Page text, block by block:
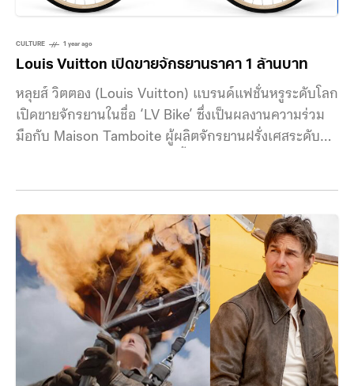
CULTURE 1 year ago
Louis Vuitton เปิดขายจักรยานราคา 1 ล้านบาท
หลุยส์ วิตตอง (Louis Vuitton) แบรนด์แฟชั่นหรูระดับโลก
เปิดขายจักรยานในชื่อ ‘LV Bike’ ซึ่งเป็นผลงานความร่วม
มือกับ Maison Tamboite ผู้ผลิตจักรยานฝรั่งเศสระดับ
เฟรมหุ้ม Monogram Dune แคนวาส อันเป็นเอกลักษณ์
ของแบรนด์, ใบจานลาย Monogram Flower